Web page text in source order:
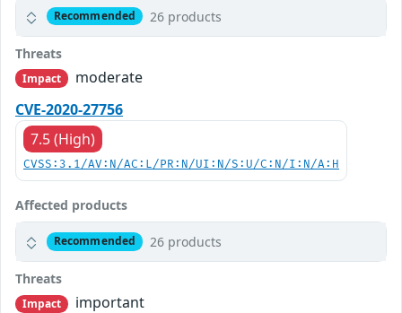
Recommended 26 products
Threats
Impact
moderate
CVE-2020-27756
7.5 (High)
CVSS:3.1/AV:N/AC:L/PR:N/UI:N/S:U/C:N/I:N/A:H
Affected products
Recommended 26 products
Threats
Impact
important